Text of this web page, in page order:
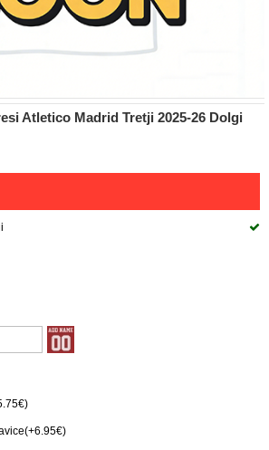
Atletico Madrid Tretji 2025-26 Dolgi